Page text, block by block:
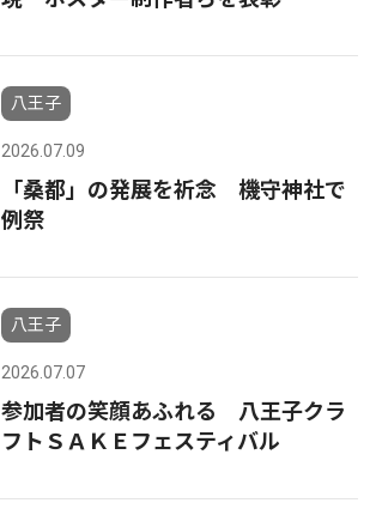
八王子
2026.07.09
「桑都」の発展を祈念 機守神社で
例祭
八王子
2026.07.07
参加者の笑顔あふれる 八王子クラ
フトＳＡＫＥフェスティバル